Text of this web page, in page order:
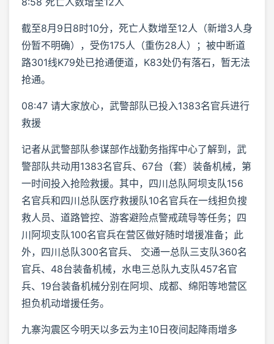
截至8月9日8时10分，死亡人数增至12人（新增3人身
份暂不明确），受伤175人（重伤28人）；被中断道
路301线K79处已抢通便道，K83处仍有落石，暂无法
抢通。
08:47 请大家放心，武警部队已投入1383名官兵进行
救援
记者从武警部队参谋部作战勤务指挥中心了解到，武
警部队共动用1383名官兵、67台（套）装备机械，第
一时间投入抢险救援。其中，四川总队阿坝支队156
名官兵和四川总队医疗救援队10名官兵在一线担负搜
救人员、道路管控、游客避险点警戒疏导等任务；四
川阿坝支队100名官兵在营区做好随时增援准备；此
外，四川总队300名官兵、 交通一总队三支队360名
官兵、48台装备机械，水电三总队九支队457名官
兵、19台装备机械分别在阿坝、成都、绵阳等地营区
担负机动增援任务。
九寨沟震区今明天以多云为主10日夜间起降雨增多